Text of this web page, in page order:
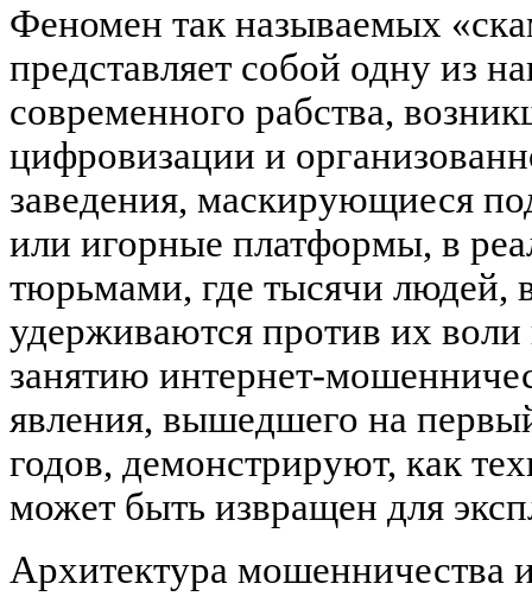
Феномен так называемых
представляет собой одну из
современного рабства,
цифровизации и
заведения, маскирующиеся
или игорные платформы, в
тюрьмами, где тысячи людей,
удерживаются против их
занятию интернет-
явления, вышедшего на
годов, демонстрируют, как
может быть извращен для
Архитектура мошенничества